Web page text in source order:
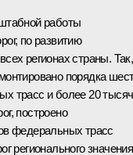
работы
по развитию
регионах страны. Так,
порядка
трасс и более 20 тысяч
построено
федеральных трасс
регионального